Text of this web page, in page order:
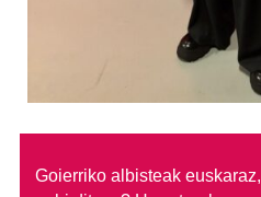
Goierriko albisteak